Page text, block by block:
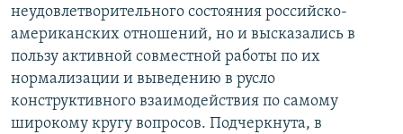
неудовлетворительного состояния российско-
американских отношений, но и высказались в
пользу активной совместной работы по их
нормализации и выведению в русло
конструктивного взаимодействия по самому
широкому кругу вопросов. Подчеркнута, в